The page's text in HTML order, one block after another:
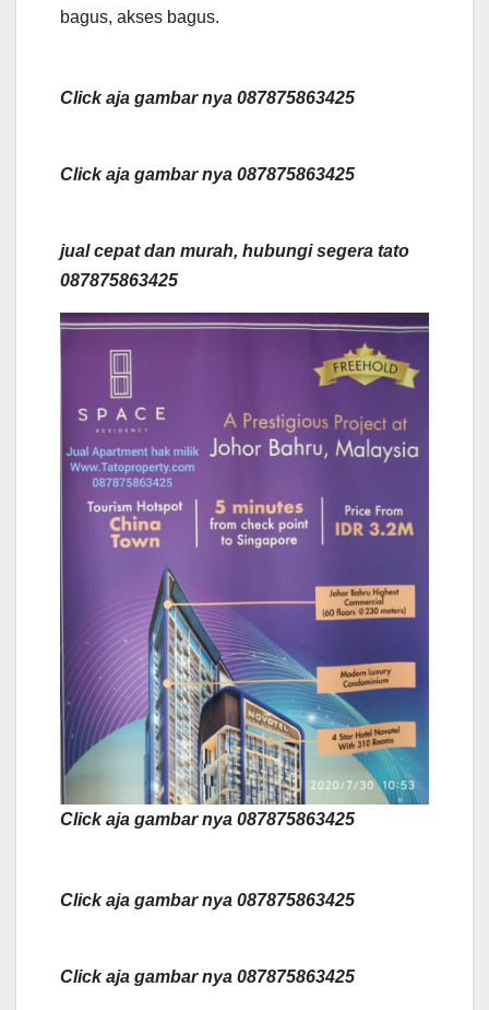
bagus, akses bagus.
Click aja gambar nya 087875863425
Click aja gambar nya 087875863425
jual cepat dan murah, hubungi segera tato
087875863425
Click aja gambar nya 087875863425
Click aja gambar nya 087875863425
Click aja gambar nya 087875863425